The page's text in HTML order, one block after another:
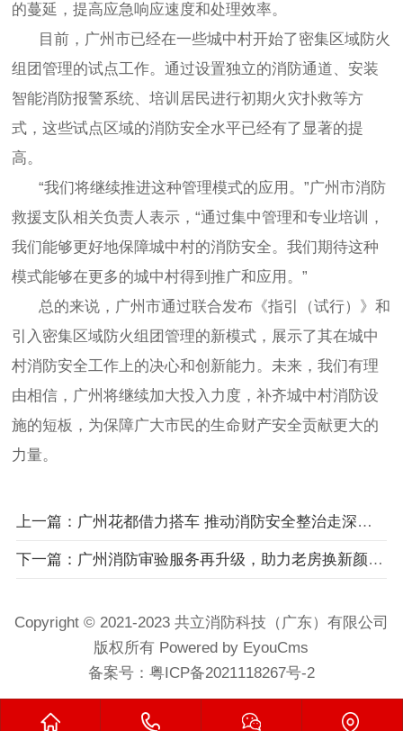
的蔓延，提高应急响应速度和处理效率。
目前，广州市已经在一些城中村开始了密集区域防火
组团管理的试点工作。通过设置独立的消防通道、安装
智能消防报警系统、培训居民进行初期火灾扑救等方
式，这些试点区域的消防安全水平已经有了显著的提
高。
“我们将继续推进这种管理模式的应用。”广州市消防
救援支队相关负责人表示，“通过集中管理和专业培训，
我们能够更好地保障城中村的消防安全。我们期待这种
模式能够在更多的城中村得到推广和应用。”
总的来说，广州市通过联合发布《指引（试行）》和
引入密集区域防火组团管理的新模式，展示了其在城中
村消防安全工作上的决心和创新能力。未来，我们有理
由相信，广州将继续加大投入力度，补齐城中村消防设
施的短板，为保障广大市民的生命财产安全贡献更大的
力量。
上一篇：广州花都借力搭车 推动消防安全整治走深走实
下一篇：广州消防审验服务再升级，助力老房换新颜有新用
Copyright © 2021-2023 共立消防科技（广东）有限公司
版权所有 Powered by EyouCms
备案号： 粤ICP备2021118267号-2